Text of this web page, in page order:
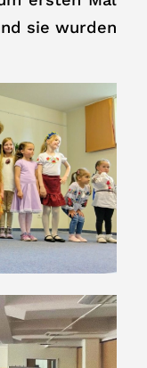
sie wurden